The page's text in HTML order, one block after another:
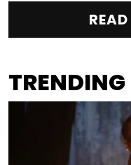
TRENDING